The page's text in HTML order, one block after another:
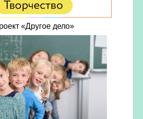
«Другое дело»